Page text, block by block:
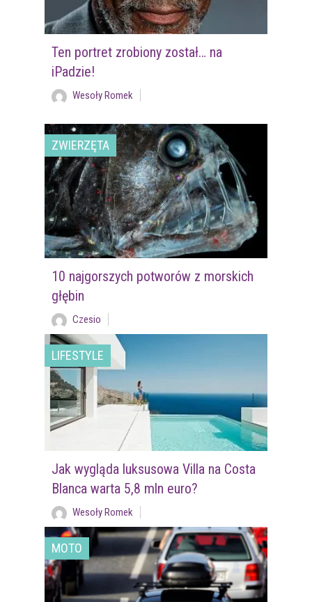
Ten portret zrobiony został… na
iPadzie!
Wesoły Romek
ZWIERZĘTA
10 najgorszych potworów z morskich
głębin
Czesio
LIFESTYLE
Jak wygląda luksusowa Villa na Costa
Blanca warta 5,8 mln euro?
Wesoły Romek
MOTO